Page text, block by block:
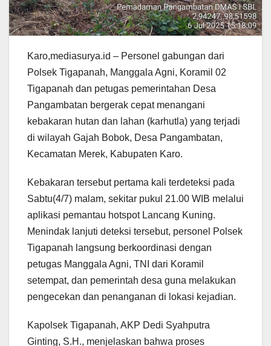
Karo,mediasurya.id – Personel gabungan dari
Polsek Tigapanah, Manggala Agni, Koramil 02
Tigapanah dan petugas pemerintahan Desa
Pangambatan bergerak cepat menangani
kebakaran hutan dan lahan (karhutla) yang terjadi
di wilayah Gajah Bobok, Desa Pangambatan,
Kecamatan Merek, Kabupaten Karo.
Kebakaran tersebut pertama kali terdeteksi pada
Sabtu(4/7) malam, sekitar pukul 21.00 WIB melalui
aplikasi pemantau hotspot Lancang Kuning.
Menindak lanjuti deteksi tersebut, personel Polsek
Tigapanah langsung berkoordinasi dengan
petugas Manggala Agni, TNI dari Koramil
setempat, dan pemerintah desa guna melakukan
pengecekan dan penanganan di lokasi kejadian.
Kapolsek Tigapanah, AKP Dedi Syahputra
Ginting, S.H., menjelaskan bahwa proses